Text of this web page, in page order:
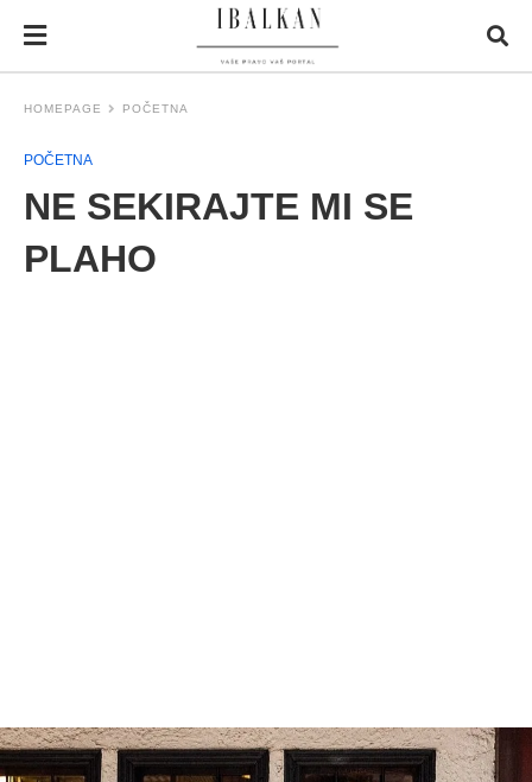
HOMEPAGE POČETNA
POČETNA
NE SEKIRAJTE MI SE
PLAHO